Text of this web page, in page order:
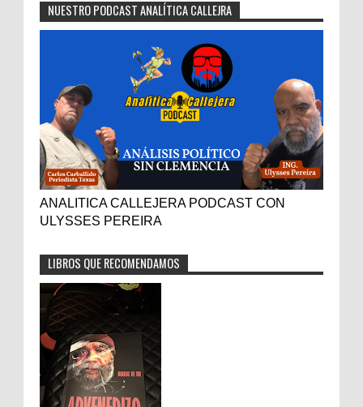
NUESTRO PODCAST ANALÍTICA CALLEJRA
ANALITICA CALLEJERA PODCAST CON
ULYSSES PEREIRA
LIBROS QUE RECOMENDAMOS